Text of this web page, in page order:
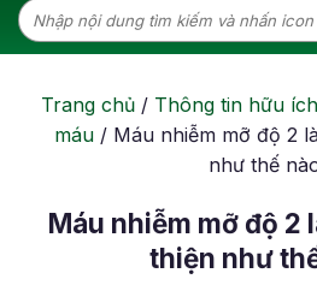
Tìm
kiếm:
Trang chủ/ Thông tin hữu ích
máu/ Máu nhiễm mỡ độ 2
như thế
Máu nhiễm mỡ độ 2
thiện như